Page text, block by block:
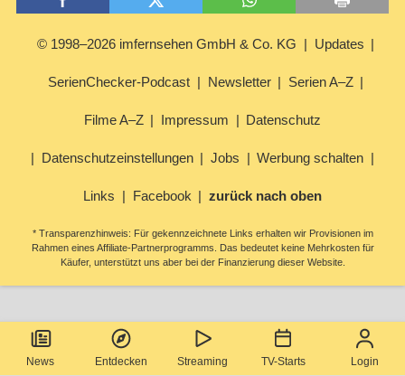
News Entdecken Streaming TV-Starts Login
© 1998–2026 imfernsehen GmbH & Co. KG Updates
SerienChecker-Podcast Newsletter Serien A–Z
Filme A–Z Impressum Datenschutz
Datenschutzeinstellungen Jobs Werbung schalten
Links Facebook zurück nach oben
* Transparenzhinweis: Für gekennzeichnete Links erhalten wir Provisionen im
Rahmen eines Affiliate-Partnerprogramms. Das bedeutet keine Mehrkosten für
Käufer, unterstützt uns aber bei der Finanzierung dieser Website.